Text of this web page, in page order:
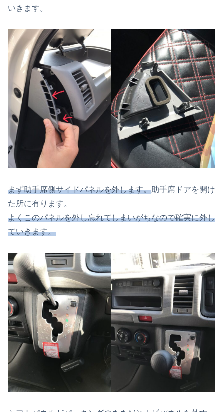
いきます。
まず助手席側サイドパネルを外します。助手席ドアを開け
た所に有ります。
よくこのパネルを外し忘れてしまいがちなので確実に外し
ていきます。